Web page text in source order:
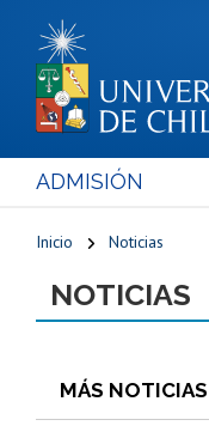
ADMISIÓN
Inicio Noticias
NOTICIAS
MÁS NOTICIAS